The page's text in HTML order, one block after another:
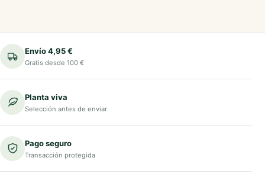
Envío 4,95 €
Gratis desde 100 €
Planta viva
Selección antes de enviar
Pago seguro
Transacción protegida